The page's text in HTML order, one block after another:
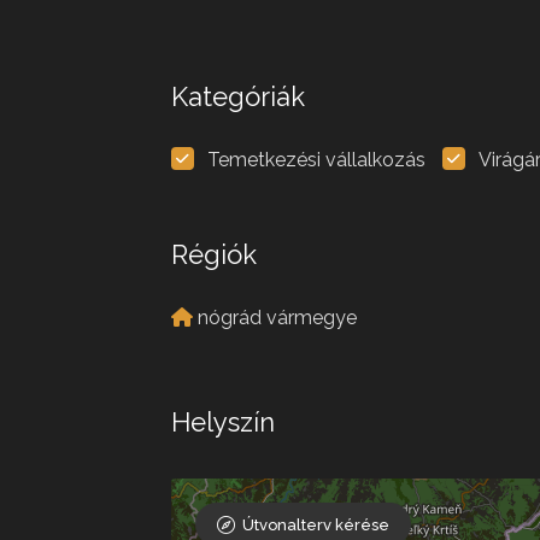
Kategóriák
Temetkezési vállalkozás
Régiók
nógrád vármegye
Helyszín
Útvonalterv kérése